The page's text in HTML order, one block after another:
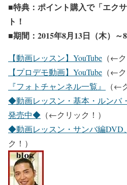
■特典：ポイント購入で「エク
ト！
■期間：2015年8月13日（木）～
【動画レッスン】YouTube （←
【プロデモ動画】YouTube （←
『フォトチャンネル一覧』
（←
◆動画レッスン・基本・ルンバ
発売中◆ （←クリック！）
◆動画レッスン・サンバ編
ク！）